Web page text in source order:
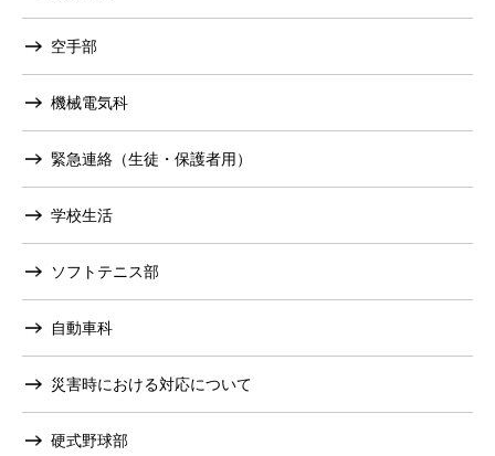
空手部
機械電気科
緊急連絡（生徒・保護者用）
学校生活
ソフトテニス部
自動車科
災害時における対応について
硬式野球部